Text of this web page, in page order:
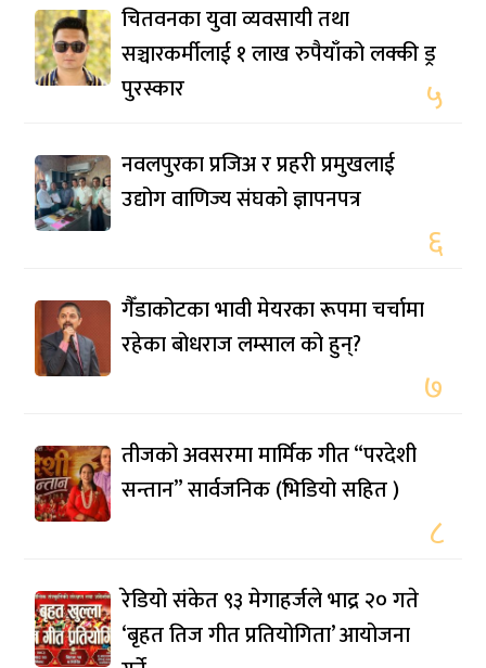
चितवनका युवा व्यवसायी तथा
सञ्चारकर्मीलाई १ लाख रुपैयाँको लक्की ड्र
पुरस्कार
५
नवलपुरका प्रजिअ र प्रहरी प्रमुखलाई
उद्योग वाणिज्य संघको ज्ञापनपत्र
६
गैँडाकोटका भावी मेयरका रूपमा चर्चामा
रहेका बोधराज लम्साल को हुन्?
७
तीजको अवसरमा मार्मिक गीत “परदेशी
सन्तान” सार्वजनिक (भिडियो सहित )
८
रेडियो संकेत ९३ मेगाहर्जले भाद्र २० गते
‘बृहत तिज गीत प्रतियोगिता’ आयोजना